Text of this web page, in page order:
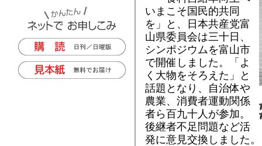
いまこそ国民的共同
を」と、日本共産党富
山県委員会は三十日、
シンポジウムを富山市
で開催しました。「よ
く大物をそろえた」と
話題となり、自治体や
農業、消費者運動関係
者ら百九十人が参加。
後継者不足問題など活
発に意見交換しました。